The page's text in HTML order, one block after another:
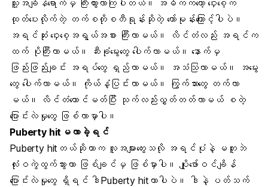
သူ့အချိန်ရောက်မှ ကြီးထွားလာကြပါတယ်။ အဓိကကတော့ဝှေးစေ့ က
ထုတ်ပေးလိုက်တဲ့ တက်စတိုစတီရုန်းဆိုတဲ့ ဟော်မုန်းကြောင့်ပါပဲ။
အရင်ဆုံး ဝှေးစေ့အရွယ်အစား ကြီးလာမယ်။ လိင်တံလည်း အရင်က
ထက် ပိုကြီးလာမယ်။ ဆီးခုံမွေးတွေ ပေါက်လာမယ်။ နောက်မှ
ဖြည်းဖြည်းချင်း အရပ်တွေ ရှည်လာမယ်။ အသံသြလာမယ်။ အမွေး
တွေ ပေါက်လာမယ်။ ကိုယ်နံ့ပြင်းလာမယ်။ ကြွက်သားတွေ တက်လာ
မယ်။ လိင်တံထောင်မတ်ပြီး သုက်လည်းလွှတ်တတ်လာမယ် စတဲ့
ပြောင်းလဲမှုတွေ ဖြစ်လာမှာပါ။
Puberty hitမလာခဲ့ရင်
Puberty hitတယ်ဆိုတာက လူအများတွေးသလို အရင်ပုံနဲ့ မတူဘဲ
လုံးဝကွဲထွက်သွားတာ ဖြစ်ချင်မှ ဖြစ်မှာပါ။ ပျိုဖော်ဝင်ချိန်
ပြောင်းလဲမှုတွေ ရှိရင် ဒါPuberty hitတာပါပဲ။ ဒါနဲ့ ပတ်သက်